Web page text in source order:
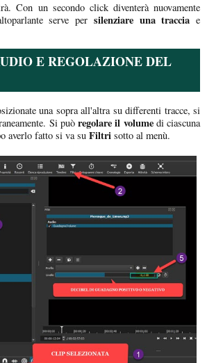
Con un secondo click diventerà nuovamente
serve per silenziare una traccia e
E REGOLAZIONE DEL
una sopra all'altra su differenti tracce, si
Si può regolare il volumedi ciascuna
averlo fatto si va su Filtri sotto al menù.